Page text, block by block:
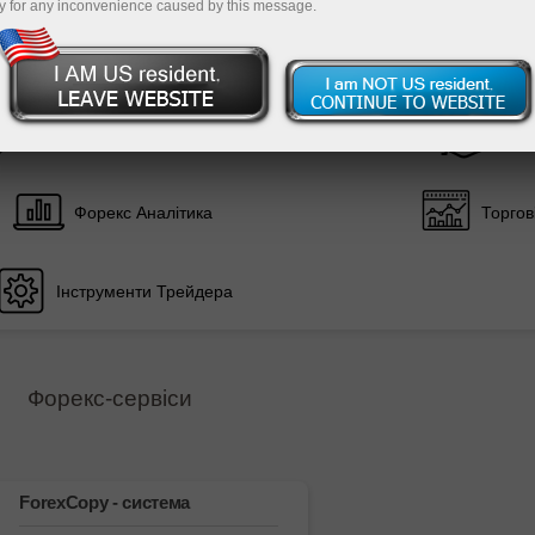
Поповнення і виведення засобів
Форекс Аналітика
Інструменти Трейдера
Форекс-сервіси
ForexCopy - cистема
for any inconvenience caused by this message.